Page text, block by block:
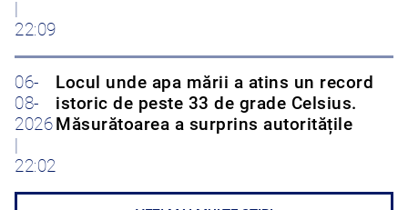
22:09
06-
08-
2026
22:02
Locul unde apa mării a atins un record
istoric de peste 33 de grade Celsius.
Măsurătoarea a surprins autoritățile